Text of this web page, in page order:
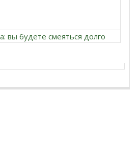
вы будете смеяться долго